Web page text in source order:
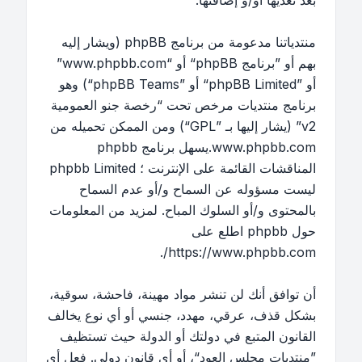
منتدياتنا مدعومة من برنامج phpBB (ويشار إليه
بهم أو ”برنامج phpBB“ أو “www.phpbb.com”
أو ”phpBB Limited“ أو ”phpBB Teams“) وهو
برنامج منتديات مرخص تحت “رخصة جنو العمومية
v2” (يشار إليها بـ ”GPL“) ومن الممكن تحميله من
www.phpbb.com
.يسهل برنامج phpbb
المناقشات القائمة على الإنترنت ؛ phpbb Limited
ليست مسؤوله عن السماح و/أو عدم السماح
بالمحتوى و/أو السلوك المباح. لمزيد من المعلومات
حول phpbb اطلع على
https://www.phpbb.com/
.
أن توافق أنك لن تنشر مواد مهينة، فاحشة، سوقية،
بشكل قذف، عرقي، مهدد، جنسي أو أي نوع يخالف
القانون المتبع في دولتك أو الدولة حيث تستظيف
”منتديات مجلس العود“، أو أي قانون دولي. فعل أي